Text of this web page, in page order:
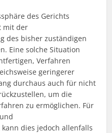
des Gerichts
mit der
des bisher zuständigen
Eine solche Situation
Verfahren
geringerer
durchaus auch für nicht
um die
zu ermöglichen. Für
dies jedoch allenfalls